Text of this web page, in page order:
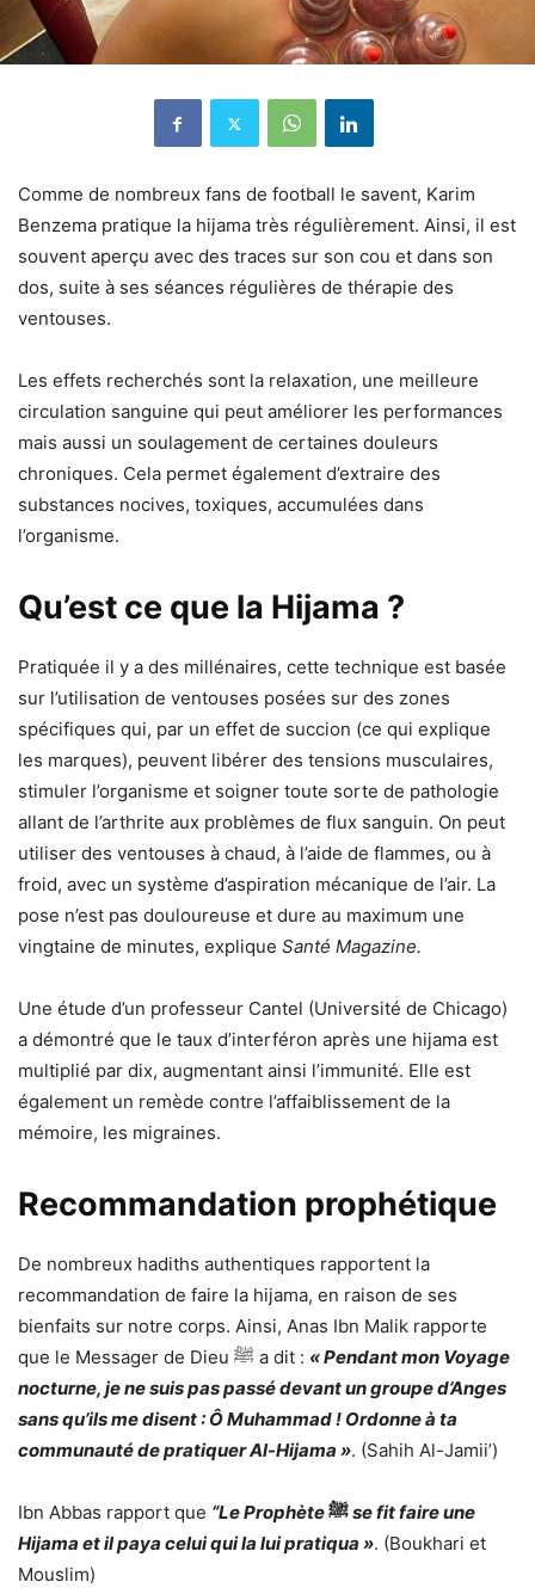
Comme de nombreux fans de football le savent, Karim
Benzema pratique la hijama très régulièrement. Ainsi, il est
souvent aperçu avec des traces sur son cou et dans son
dos, suite à ses séances régulières de thérapie des
ventouses.
Les effets recherchés sont la relaxation, une meilleure
circulation sanguine qui peut améliorer les performances
mais aussi un soulagement de certaines douleurs
chroniques. Cela permet également d’extraire des
substances nocives, toxiques, accumulées dans
l’organisme.
Qu’est ce que la Hijama ?
Pratiquée il y a des millénaires, cette technique est basée
sur l’utilisation de ventouses posées sur des zones
spécifiques qui, par un effet de succion (ce qui explique
les marques), peuvent libérer des tensions musculaires,
stimuler l’organisme et soigner toute sorte de pathologie
allant de l’arthrite aux problèmes de flux sanguin. On peut
utiliser des ventouses à chaud, à l’aide de flammes, ou à
froid, avec un système d’aspiration mécanique de l’air. La
pose n’est pas douloureuse et dure au maximum une
vingtaine de minutes, explique Santé Magazine.
Une étude d’un professeur Cantel (Université de Chicago)
a démontré que le taux d’interféron après une hijama est
multiplié par dix, augmentant ainsi l’immunité. Elle est
également un remède contre l’affaiblissement de la
mémoire, les migraines.
Recommandation prophétique
De nombreux hadiths authentiques rapportent la
recommandation de faire la hijama, en raison de ses
bienfaits sur notre corps. Ainsi, Anas Ibn Malik rapporte
que le Messager de Dieu ﷺ a dit : « Pendant mon Voyage
nocturne, je ne suis pas passé devant un groupe d’Anges
sans qu’ils me disent : Ô Muhammad ! Ordonne à ta
communauté de pratiquer Al-Hijama ». (Sahih Al-Jamii’)
Ibn Abbas rapport que “Le Prophèteﷺse fit faire une
Hijama et il paya celui qui la lui pratiqua ». (Boukhari et
Mouslim)